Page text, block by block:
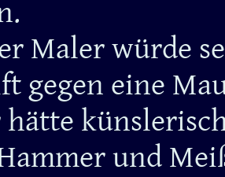
Maler würde
gegen eine
und